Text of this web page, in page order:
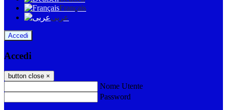
Français
عربى
Accedi
Accedi
button close ×
Nome Utente
Password